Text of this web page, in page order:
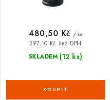
SKLADEM (12 ks)
397,10 Kč bez DPH
480,50 Kč / ks